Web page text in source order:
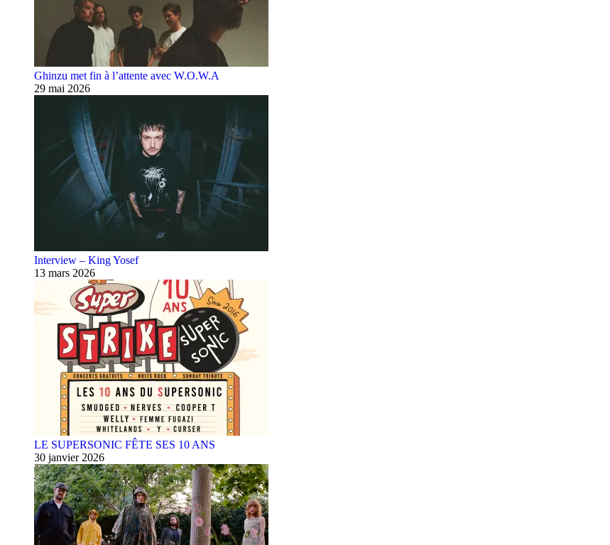
Ghinzu met fin à l’attente avec W.O.W.A
29 mai 2026
Interview – King Yosef
13 mars 2026
LE SUPERSONIC FÊTE SES 10 ANS
30 janvier 2026